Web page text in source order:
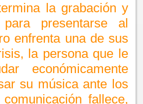
la grabación y
presentarse al
enfrenta una de sus
la persona que le
económicamente
su música ante los
fallece,